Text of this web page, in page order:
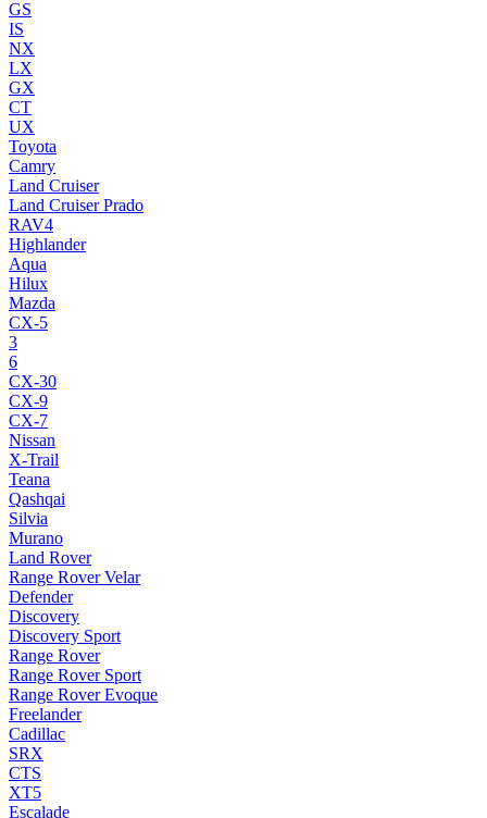
GS
IS
NX
LX
GX
CT
UX
Toyota
Camry
Land Cruiser
Land Cruiser Prado
RAV4
Highlander
Aqua
Hilux
Mazda
CX-5
3
6
CX-30
CX-9
CX-7
Nissan
X-Trail
Teana
Qashqai
Silvia
Murano
Land Rover
Range Rover Velar
Defender
Discovery
Discovery Sport
Range Rover
Range Rover Sport
Range Rover Evoque
Freelander
Cadillac
SRX
CTS
XT5
Escalade